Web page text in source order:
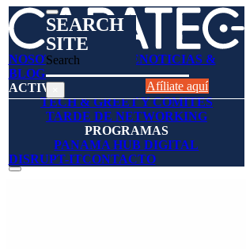
SEARCH
SITE
Search
NOSOTROSAFÍLIESENOTICIAS &
BLOGSDIRECTORIO
ACTIVIDADES
TECH & GREET Y COMITES
TARDE DE NETWORKING
PROGRAMAS
PANAMA HUB DIGITAL
DISRUPT-ITCONTACTO
Afíliate aquí